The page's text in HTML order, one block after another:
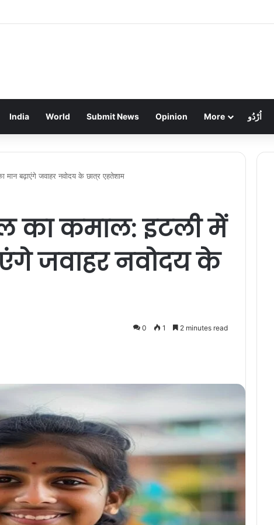
वीडियो वायरल, दो पर FIR दर्ज
India World Submit News Opinion More اُرْدُو
बढ़ाएंगे जवाहर नवोदय के छात्र एहतेशाम
का कमाल: इटली में
जवाहर नवोदय के
0 1 2 minutes read